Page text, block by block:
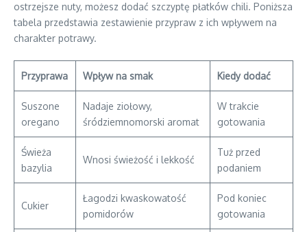
ostrzejsze nuty, możesz dodać szczyptę płatków chili. Poniższa
tabela przedstawia zestawienie przypraw z ich wpływem na
charakter potrawy.
Przyprawa Wpływ na smak Kiedy dodać
Suszone
oregano
Nadaje ziołowy,
śródziemnomorski aromat
W trakcie
gotowania
Świeża
bazylia
Wnosi świeżość i lekkość
Tuż przed
podaniem
Cukier
Łagodzi kwaskowatość
pomidorów
Pod koniec
gotowania